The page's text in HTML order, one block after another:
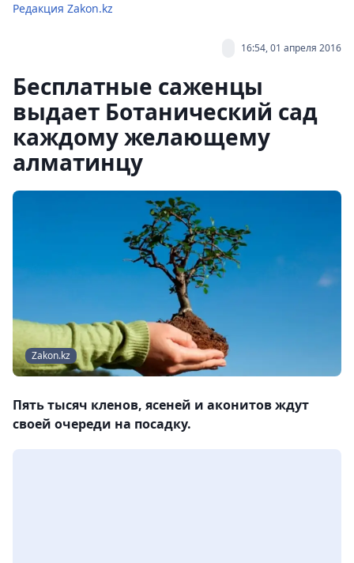
Редакция Zakon.kz
16:54, 01 апреля 2016
Бесплатные саженцы
выдает Ботанический сад
каждому желающему
алматинцу
Zakon.kz
Пять тысяч кленов, ясеней и аконитов ждут
своей очереди на посадку.